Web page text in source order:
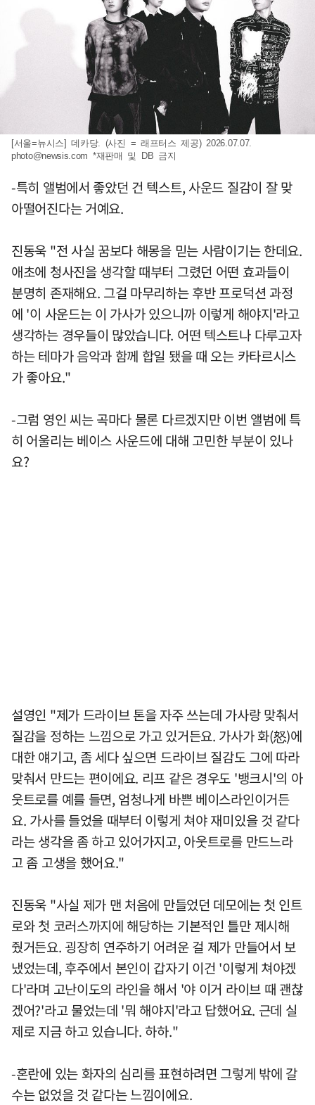
[서울=뉴시스] 데카당. (사진 = 래프터스 제공) 2026.07.07.
photo@newsis.com *재판매 및 DB 금지
-특히 앨범에서 좋았던 건 텍스트, 사운드 질감이 잘 맞
아떨어진다는 거예요.
진동욱 "전 사실 꿈보다 해몽을 믿는 사람이기는 한데요.
애초에 청사진을 생각할 때부터 그렸던 어떤 효과들이
분명히 존재해요. 그걸 마무리하는 후반 프로덕션 과정
에 '이 사운드는 이 가사가 있으니까 이렇게 해야지'라고
생각하는 경우들이 많았습니다. 어떤 텍스트나 다루고자
하는 테마가 음악과 함께 합일 됐을 때 오는 카타르시스
가 좋아요."
-그럼 영인 씨는 곡마다 물론 다르겠지만 이번 앨범에 특
히 어울리는 베이스 사운드에 대해 고민한 부분이 있나
요?
설영인 "제가 드라이브 톤을 자주 쓰는데 가사랑 맞춰서
질감을 정하는 느낌으로 가고 있거든요. 가사가 화(怒)에
대한 얘기고, 좀 세다 싶으면 드라이브 질감도 그에 따라
맞춰서 만드는 편이에요. 리프 같은 경우도 '뱅크시'의 아
웃트로를 예를 들면, 엄청나게 바쁜 베이스라인이거든
요. 가사를 들었을 때부터 이렇게 쳐야 재미있을 것 같다
라는 생각을 좀 하고 있어가지고, 아웃트로를 만드느라
고 좀 고생을 했어요."
진동욱 "사실 제가 맨 처음에 만들었던 데모에는 첫 인트
로와 첫 코러스까지에 해당하는 기본적인 틀만 제시해
줬거든요. 굉장히 연주하기 어려운 걸 제가 만들어서 보
냈었는데, 후주에서 본인이 갑자기 이건 '이렇게 쳐야겠
다'라며 고난이도의 라인을 해서 '야 이거 라이브 때 괜찮
겠어?'라고 물었는데 '뭐 해야지'라고 답했어요. 근데 실
제로 지금 하고 있습니다. 하하."
-혼란에 있는 화자의 심리를 표현하려면 그렇게 밖에 갈
수는 없었을 것 같다는 느낌이에요.